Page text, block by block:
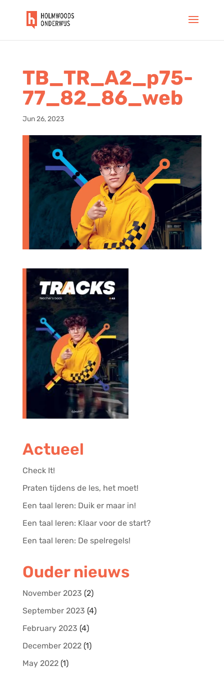
TB_TR_A2_p75-
77_82_86_web
Jun 26, 2023
Actueel
Check It!
Praten tijdens de les, het moet!
Een taal leren: Duik er maar in!
Een taal leren: Klaar voor de start?
Een taal leren: De spelregels!
Ouder nieuws
November 2023 (2)
September 2023 (4)
February 2023 (4)
December 2022(1)
May 2022(1)